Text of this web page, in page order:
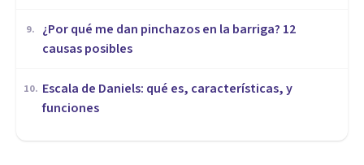
9.
¿Por qué me dan pinchazos en la barriga? 12
causas posibles
10. Escala de Daniels: qué es, características, y
funciones
Adinamia: características y